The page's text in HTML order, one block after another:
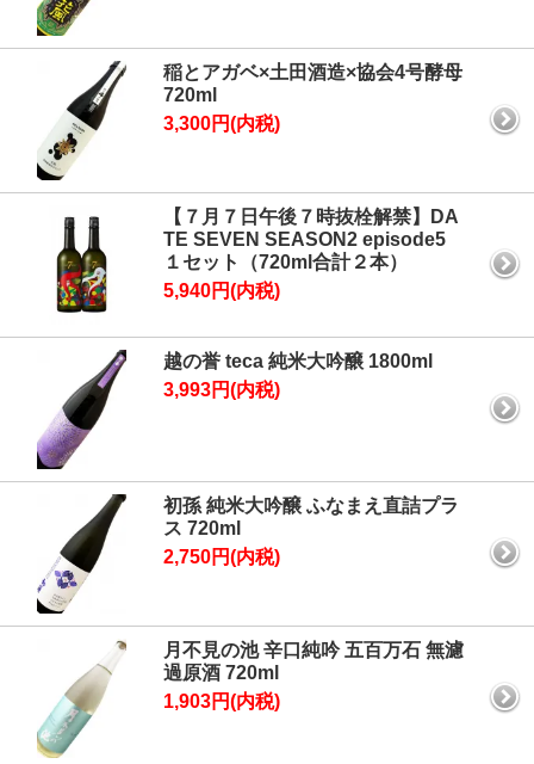
稲とアガベ×土田酒造×協会4号酵母
720ml
3,300円(内税)
【７月７日午後７時抜栓解禁】DA
TE SEVEN SEASON2 episode5
１セット（720ml合計２本）
5,940円(内税)
越の誉 teca 純米大吟醸 1800ml
3,993円(内税)
初孫 純米大吟醸 ふなまえ直詰プラ
ス 720ml
2,750円(内税)
月不見の池 辛口純吟 五百万石 無濾
過原酒 720ml
1,903円(内税)